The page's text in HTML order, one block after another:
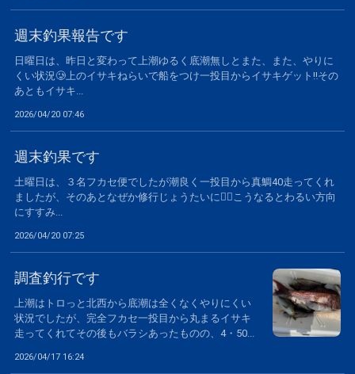
週末釣果報告です
日曜日は、昨日と変わって上潮ゆるく底潮無しとまた、また、やりに
くい状況🥲上のイサキねらいで船をつけ一投目からイサキゲット‼️その
あともイサキ...
2026/04/20 07:46
週末釣果です
土曜日は、３名フカセ便でしたが潮良く一投目から真鯛40走ってくれ
ましたが、そのあとなぜか修行じょうたいに🙂‍↕️こうなるとわるい方向
にすすみ...
2026/04/20 07:25
調査釣行です
上潮はトロっと北西から底潮は全くなくやりにくい
状況でしたが、完全フカセ一投目から丸まるイサキ
走ってくれてその後もバラシあったものの、4・50...
2026/04/17 16:24